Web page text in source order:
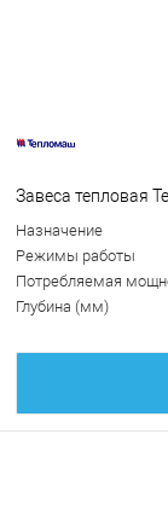
Завеса тепловая
Назначение
Режимы работы
Потребляемая
Глубина (мм)